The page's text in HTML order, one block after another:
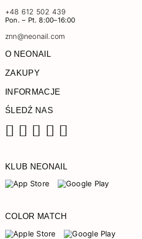
+48 612 502 439
Pon. – Pt. 8:00–16:00
znn@neonail.com
O NEONAIL
ZAKUPY
INFORMACJE
ŚLEDŹ NAS
KLUB NEONAIL
COLOR MATCH